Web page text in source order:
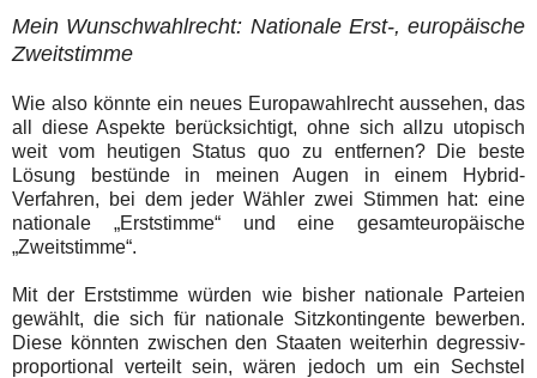
Mein Wunschwahlrecht: Nationale Erst-, europäische
Zweitstimme
Wie also könnte ein neues Europawahlrecht aussehen, das
all diese Aspekte berücksichtigt, ohne sich allzu utopisch
weit vom heutigen Status quo zu entfernen? Die beste
Lösung bestünde in meinen Augen in einem Hybrid-
Verfahren, bei dem jeder Wähler zwei Stimmen hat: eine
nationale „Erststimme“ und eine gesamteuropäische
„Zweitstimme“.
Mit der Erststimme würden wie bisher nationale Parteien
gewählt, die sich für nationale Sitzkontingente bewerben.
Diese könnten zwischen den Staaten weiterhin degressiv-
proportional verteilt sein, wären jedoch um ein Sechstel